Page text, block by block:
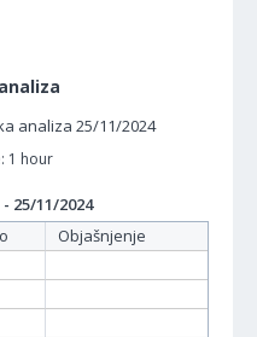
1 hour
25/11/2024
Objašnjenje